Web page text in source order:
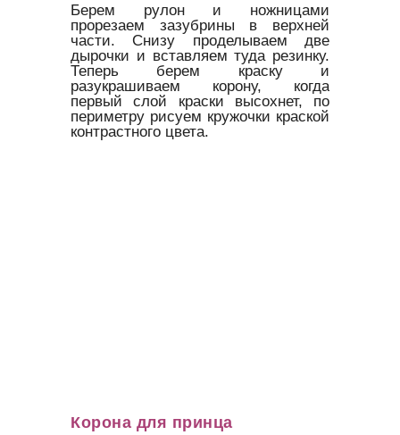
Берем рулон и ножницами
прорезаем зазубрины в верхней
части. Снизу проделываем две
дырочки и вставляем туда резинку.
Теперь берем краску и
разукрашиваем корону, когда
первый слой краски высохнет, по
периметру рисуем кружочки краской
контрастного цвета.
Корона для принца